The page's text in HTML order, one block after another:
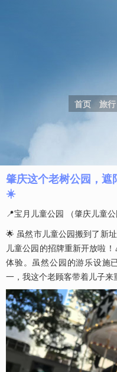
首页 旅行
肇庆这个老树公园，遮
☀️
📍宝月儿童公园 （肇庆儿童公
🌟 虽然市儿童公园搬到了新
儿童公园的招牌重新开放啦
体验。虽然公园的游乐设施
一，我这个老顾客带着儿子来